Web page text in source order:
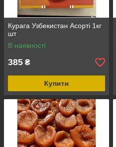
Курага Узбекистан Асорті 1кг
шт
В наявності
385 ₴
Купити